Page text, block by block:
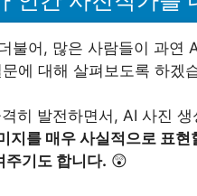
불어, 많은 사람들이 과연
에 대해 살펴보도록 하겠
히 발전하면서, AI 사진
지를 매우 사실적으로 표
주기도 합니다. 😲